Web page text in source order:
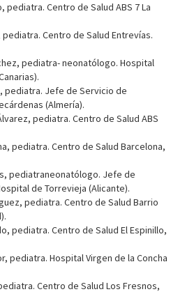
pediatra. Centro de Salud ABS 7 La
Centro de Salud Entrevías.
pediatra- neonatólogo. Hospital
pediatra. Jefe de Servicio de
(Almería).
pediatra. Centro de Salud ABS
pediatra. Centro de Salud Barcelona,
pediatraneonatólogo. Jefe de
de Torrevieja (Alicante).
pediatra. Centro de Salud Barrio
pediatra. Centro de Salud El Espinillo,
pediatra. Hospital Virgen de la Concha
Centro de Salud Los Fresnos,